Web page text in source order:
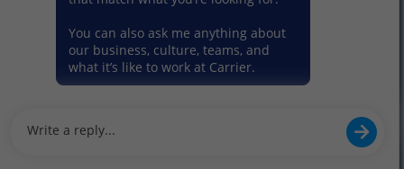
© 2026 Carrier. Tous droits réservés
Notice sur la protection des données
Conditions d'utilisation